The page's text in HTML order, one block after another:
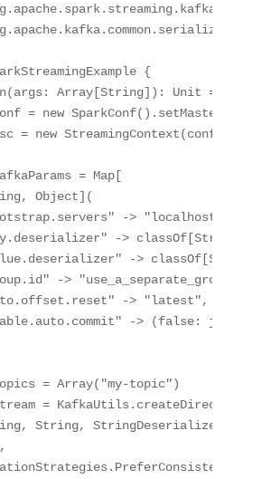
{
Array[String]): Unit = {
= new
= new StreamingContext(conf,
= Map[
Object](
-> "localhost:9092",
->
->
->
-> "latest",
-> (false:
= Array("my-topic")
=
String, StringDeserializer,